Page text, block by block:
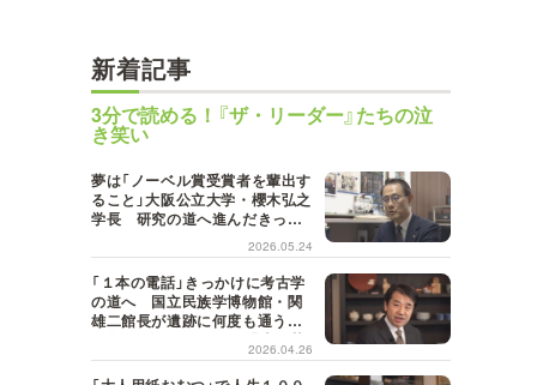
新着記事
3分で読める！『ザ・リーダー』たちの泣
き笑い
夢は「ノーベル賞受賞者を輩出す
ること」大阪公立大学・櫻木弘之
学長 研究の道へ進んだきっか
けと転機は？イギリス留学で実
感した「国際化」の重要性 伝統
ある大学同士が統合することに
よって引き出される"強み"とは
2026.05.24
「１本の電話」きっかけに考古学
の道へ 国立民族学博物館・関
雄二館長が遺跡に何度も通うの
は「人に会えるから」 過去の苦
い記憶"１０年かけた遺跡の保存
失敗"から得た教訓とは？
2026.04.26